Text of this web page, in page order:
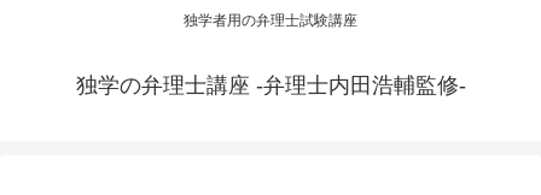
独学者用の弁理士試験講座
独学の弁理士講座 -弁理士内田浩輔監修-